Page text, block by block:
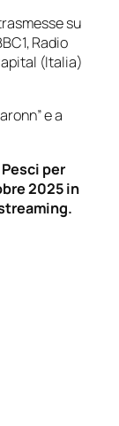
su
Radio
(Italia)
e a
per
2025 in